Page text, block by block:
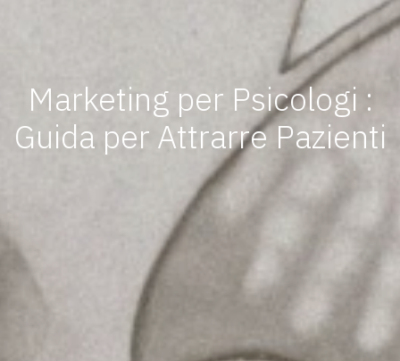
Marketing per Psicologi :
Guida per Attrarre Pazienti